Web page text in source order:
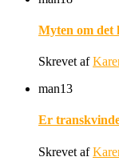
Myten om
Skrevet af
man13
Er
Skrevet af